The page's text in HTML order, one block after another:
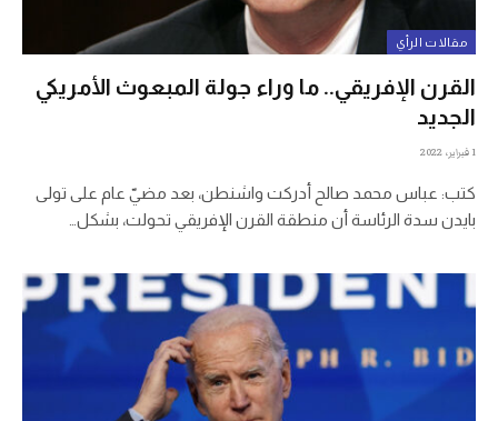
مقالات الرأي
القرن الإفريقي.. ما وراء جولة المبعوث الأمريكي
الجديد
1 فبراير، 2022
كتب: عباس محمد صالح أدركت واشنطن، بعد مضيّ عام على تولى
بايدن سدة الرئاسة أن منطقة القرن الإفريقي تحولت، بشكل…